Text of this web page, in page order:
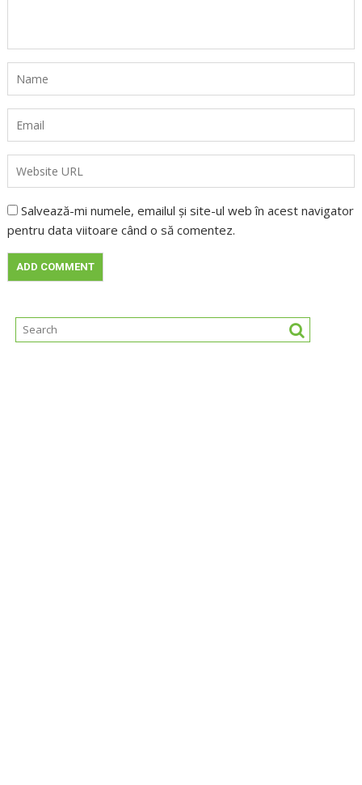
Salvează-mi numele, emailul și site-ul web în acest navigator
pentru data viitoare când o să comentez.